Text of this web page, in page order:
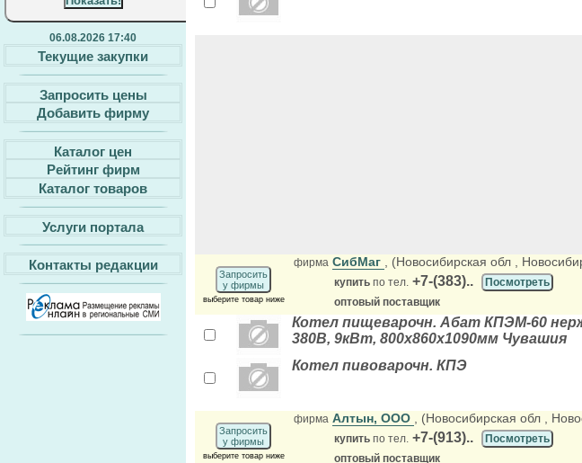
06.08.2026 17:40
Текущие закупки
Запросить цены
Добавить фирму
Каталог цен
Рейтинг фирм
Каталог товаров
Услуги портала
Контакты редакции
Запросить
у фирмы
выберите товар ниже
фирма СибМаг , (Новосибирская обл ,
купить по тел. +7-(383)..
Посмотреть
оптовый поставщик
Котел пищеварочн. Абат КПЭМ-60
380В, 9кВт, 800х860х1090мм Чувашия
Котел пивоварочн. КПЭ
Запросить
у фирмы
выберите товар ниже
фирма Алтын, ООО , (Новосибирская обл ,
купить по тел. +7-(913)..
Посмотреть
оптовый поставщик